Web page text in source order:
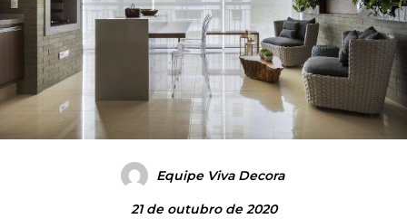
Equipe Viva Decora
21 de outubro de 2020